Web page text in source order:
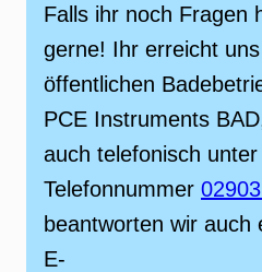
Falls ihr noch Fragen
gerne! Ihr erreicht
öffentlichen
PCE Instruments
auch telefonisch
Telefonnummer
beantworten wir auch
E-